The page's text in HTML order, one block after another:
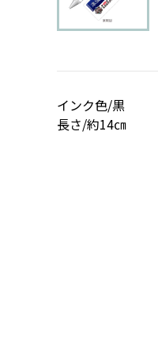
インク色/黒
長さ/約14㎝